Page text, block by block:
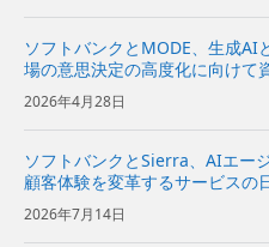
ソフトバンクとMODE、生成AI
場の意思決定の高度化に向けて
2026年4月28日
ソフトバンクとSierra、AIエー
顧客体験を変革するサービスの
ーシップ契約を締結〜Sierraの
トバンクが日本市場で独占販売
2026年7月14日